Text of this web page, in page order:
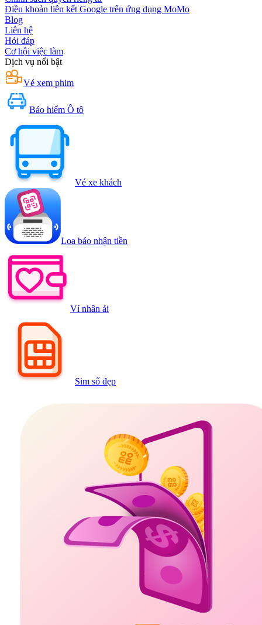
Điều khoản liên kết Google trên ứng dụng MoMo
Blog
Liên hệ
Hỏi đáp
Cơ hội việc làm
Dịch vụ nổi bật
Vé xem phim
Bảo hiểm Ô tô
Vé xe khách
Loa báo nhận tiền
Ví nhân ái
Sim số đẹp